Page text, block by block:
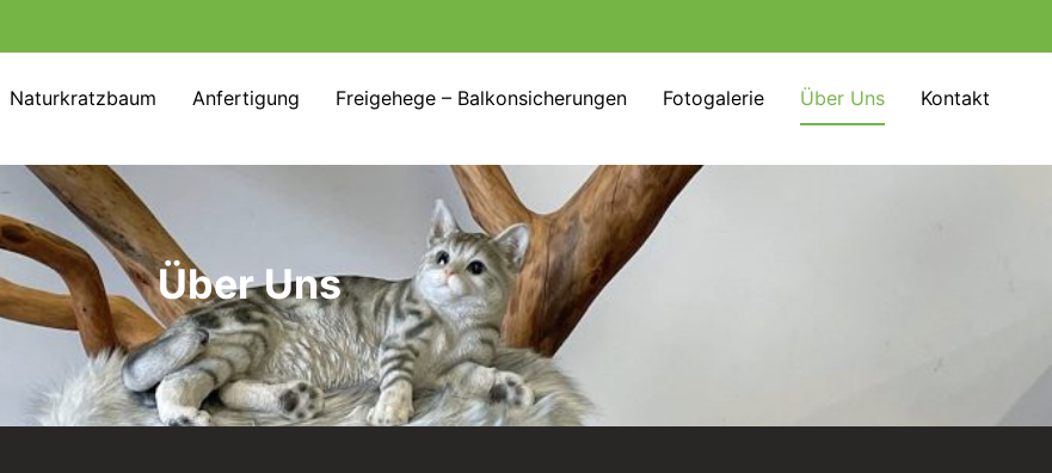
Naturkratzbaum Anfertigung Freigehege – Balkonsicherungen Fotogalerie Über Uns Kontakt
Über Uns